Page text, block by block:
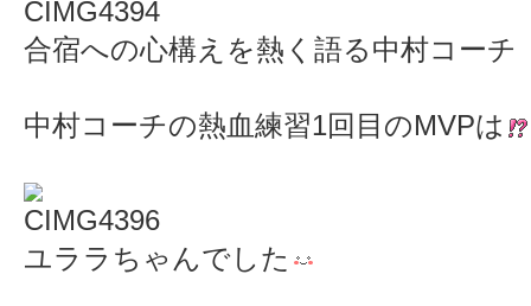
合宿への心構えを熱く語る中村コーチ
中村コーチの熱血練習1回目のMVPは
ユララちゃんでした